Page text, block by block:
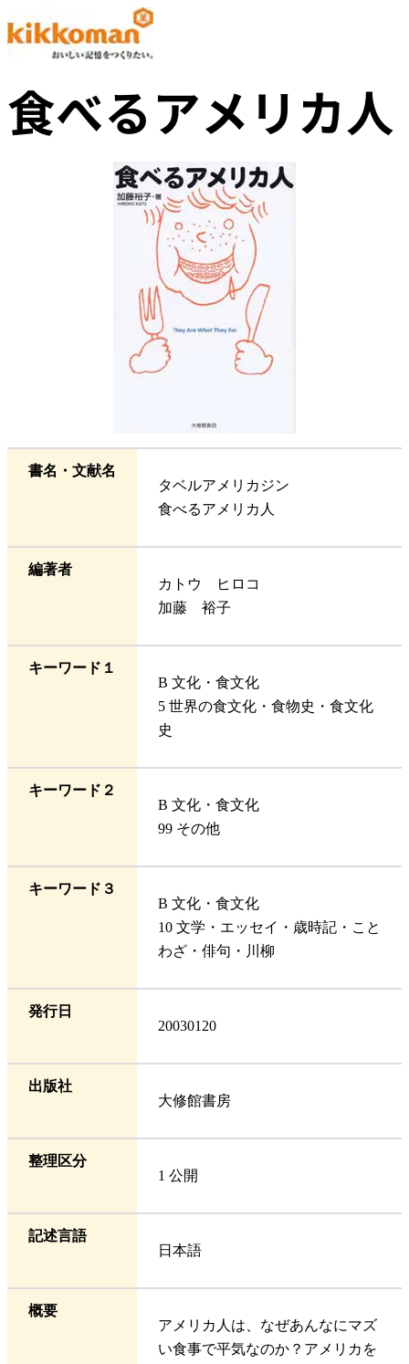
食べるアメリカ人
書名・文献名
タベルアメリカジン
食べるアメリカ人
編著者
カトウ ヒロコ
加藤 裕子
キーワード１
B 文化・食文化
5 世界の食文化・食物史・食文化
史
キーワード２
B 文化・食文化
99 その他
キーワード３
B 文化・食文化
10 文学・エッセイ・歳時記・こと
わざ・俳句・川柳
発行日
20030120
出版社
大修館書房
整理区分
1 公開
記述言語
日本語
概要
アメリカ人は、なぜあんなにマズ
い食事で平気なのか？アメリカを